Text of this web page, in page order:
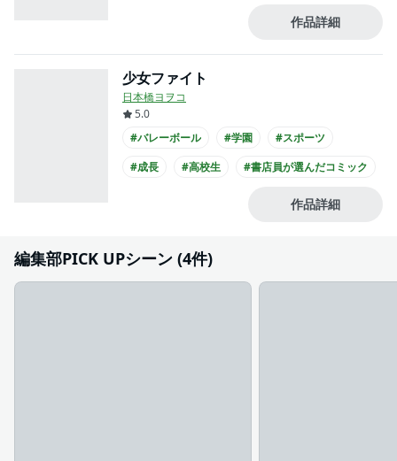
作品詳細
少女ファイト
日本橋ヨヲコ
5.0
#バレーボール
#学園
#スポーツ
#成長
#高校生
#書店員が選んだコミック
作品詳細
編集部PICK UPシーン (4件)